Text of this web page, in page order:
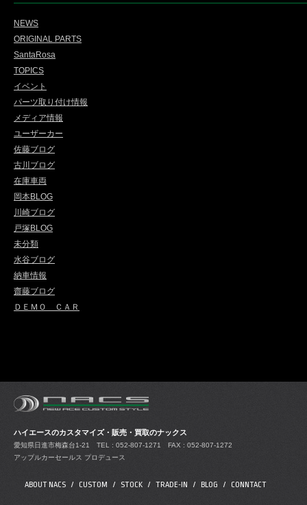
NEWS
ORIGINAL PARTS
SantaRosa
TOPICS
イベント
パーツ取り付け情報
メディア情報
ユーザーカー
佐藤ブログ
古川ブログ
在庫車両
岡本BLOG
川崎ブログ
戸塚BLOG
未分類
水谷ブログ
納車情報
齋藤ブログ
ＤＥＭＯ ＣＡＲ
ハイエースのカスタマイズ・販売・買取のナックス
愛知県日進市梅森台1-21 TEL : 052-807-1271 FAX : 052-807-1272
アップルカーセールス プロデュース
ABOUT NACS CUSTOM STOCK TRADE-IN BLOG CONNTACT